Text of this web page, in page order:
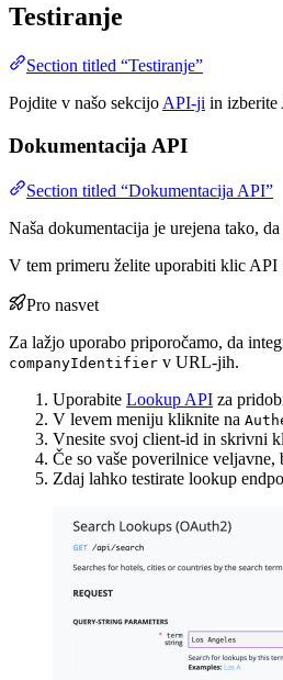
Testiranje
Section titled “Testiranje”
Pojdite v našo sekcijo API-ji in izberite
Dokumentacija API
Section titled “Dokumentacija API”
Naša dokumentacija je urejena tako,
V tem primeru želite uporabiti klic API
Pro nasvet
Za lažjo uporabo priporočamo, da
companyIdentifier v URL-jih.
Uporabite Lookup API za
V levem meniju kliknite na
Vnesite svoj client-id in skrivni
Če so vaše poverilnice
Zdaj lahko testirate lookup